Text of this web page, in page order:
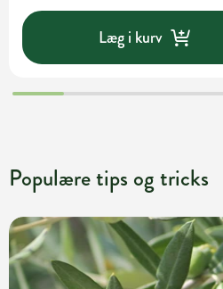
Læg i kurv
Populære tips og tricks